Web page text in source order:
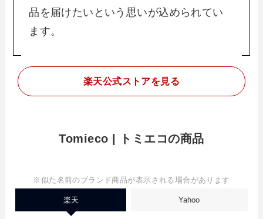
品を届けたいという思いが込められてい
ます。
楽天公式ストアを見る
Tomieco | トミエコの商品
※似た名前のブランド商品が表示される場合があります
楽天 Yahoo